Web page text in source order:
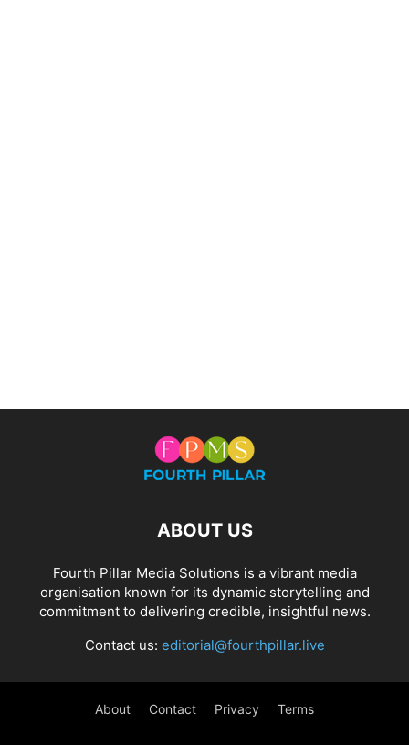
ABOUT US
Fourth Pillar Media Solutions is a vibrant media
organisation known for its dynamic storytelling and
commitment to delivering credible, insightful news.
Contact us: editorial@fourthpillar.live
About Contact Privacy Terms